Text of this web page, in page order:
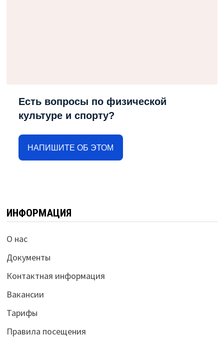
Есть вопросы по физической
культуре и спорту?
НАПИШИТЕ ОБ ЭТОМ
ИНФОРМАЦИЯ
О нас
Документы
Контактная информация
Вакансии
Тарифы
Правила посещения